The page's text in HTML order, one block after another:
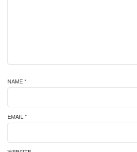
NAME *
EMAIL *